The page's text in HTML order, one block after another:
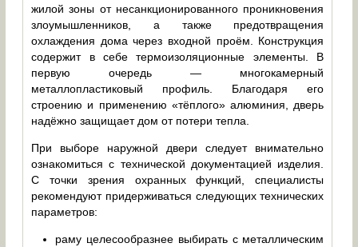
жилой зоны от несанкционированного проникновения
злоумышленников, а также предотвращения
охлаждения дома через входной проём. Конструкция
содержит в себе термоизоляционные элементы. В
первую очередь — многокамерный
металлопластиковый профиль. Благодаря его
строению и применению «тёплого» алюминия, дверь
надёжно защищает дом от потери тепла.
При выборе наружной двери следует внимательно
ознакомиться с технической документацией изделия.
С точки зрения охранных функций, специалисты
рекомендуют придерживаться следующих технических
параметров:
раму целесообразнее выбирать с металлическим